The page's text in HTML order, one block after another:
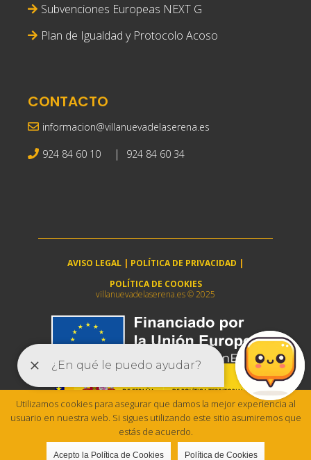
Subvenciones Europeas NEXT G
Plan de Igualdad y Protocolo Acoso
CONTACTO
informacion@villanuevadelaserena.es
924 84 60 10 | 924 84 60 34
AVISO LEGAL | POLÍTICA DE PRIVACIDAD |
POLÍTICA DE COOKIES
villanuevadelaserena.es © 2025
Utilizamos cookies para asegurar que damos la mejor experiencia al
usuario en nuestra web. Si sigues utilizando este sitio asumiremos que
estás de acuerdo.
Acepto la Política de Cookies Política de Cookies